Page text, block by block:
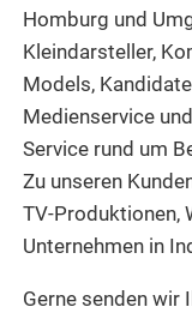
EN
Homburg und
Kleindarsteller,
Models,
Medienservice
Service rund um
Zu unseren
TV-Produktionen,
Unternehmen in
Gerne senden wir